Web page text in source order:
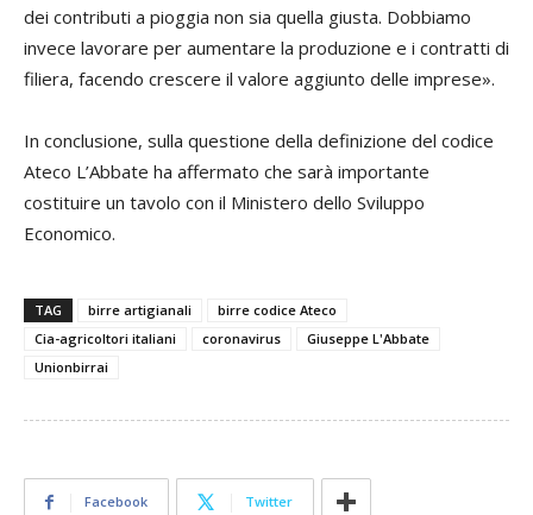
dei contributi a pioggia non sia quella giusta. Dobbiamo
invece lavorare per aumentare la produzione e i contratti di
filiera, facendo crescere il valore aggiunto delle imprese».
In conclusione, sulla questione della definizione del codice
Ateco L’Abbate ha affermato che sarà importante
costituire un tavolo con il Ministero dello Sviluppo
Economico.
TAG birre artigianali
birre codice Ateco
Cia-agricoltori italiani
coronavirus
Giuseppe L'Abbate
Unionbirrai
Facebook Twitter